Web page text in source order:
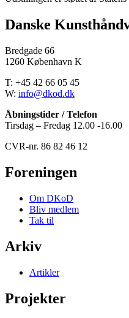
Danske
Bredgade 66
1260 København K
T: +45 42 66 05 45
W: info@dkod.dk
Åbningstider / Telefon
Tirsdag – Fredag 12.00 -16.00
CVR-nr. 86 82 46 12
Foreningen
Om DKoD
Bliv medlem
Tak til
Arkiv
Artikler
Projekter